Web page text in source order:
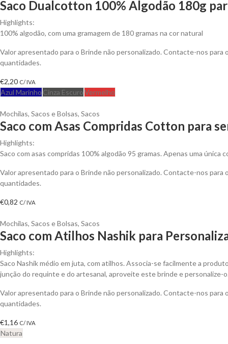
Saco Dualcotton 100% Algodão 180g
Highlights:
100% algodão, com uma gramagem de 180 gramas na cor natural
Valor apresentado para o Brinde não personalizado. Contacte-nos
quantidades.
€2,20 C/ IVA
Azul Marinho Cinza EscuroVermelho
Mochilas, Sacos e Bolsas, Sacos
Saco com Asas Compridas Cotton para
Highlights:
Saco com asas compridas 100% algodão 95 gramas. Apenas uma única
Valor apresentado para o Brinde não personalizado. Contacte-nos
quantidades.
€0,82 C/ IVA
Mochilas, Sacos e Bolsas, Sacos
Saco com Atilhos Nashik para
Highlights:
Saco Nashik médio em juta, com atilhos. Associa-se facilmente a
junção do requinte e do artesanal, aproveite este brinde e personalize-
Valor apresentado para o Brinde não personalizado. Contacte-nos
quantidades.
€1,16 C/ IVA
Natura